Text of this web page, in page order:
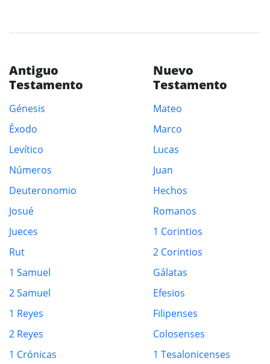
Antiguo
Testamento
Génesis
Éxodo
Levítico
Números
Deuteronomio
Josué
Jueces
Rut
1 Samuel
2 Samuel
1 Reyes
2 Reyes
1 Crónicas
Nuevo
Testamento
Mateo
Marco
Lucas
Juan
Hechos
Romanos
1 Corintios
2 Corintios
Gálatas
Efesios
Filipenses
Colosenses
1 Tesalonicenses